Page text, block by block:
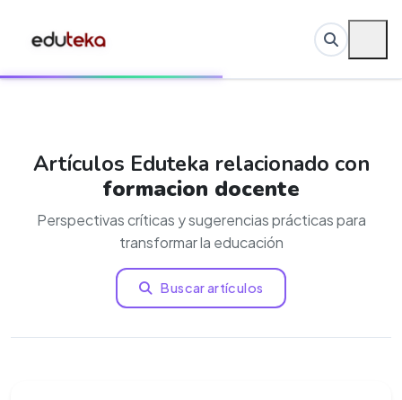
Artículos Eduteka relacionado con
formacion docente
Perspectivas críticas y sugerencias prácticas para
transformar la educación
Buscar artículos